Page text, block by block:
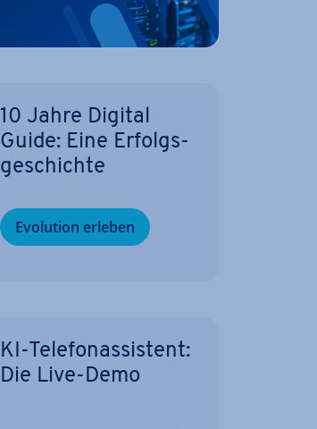
10 Jahre Digital
Guide: Eine Er­folgs­
ge­schich­te
Evolution erleben
KI-Te­le­fon­as­sis­tent:
Die Live-Demo